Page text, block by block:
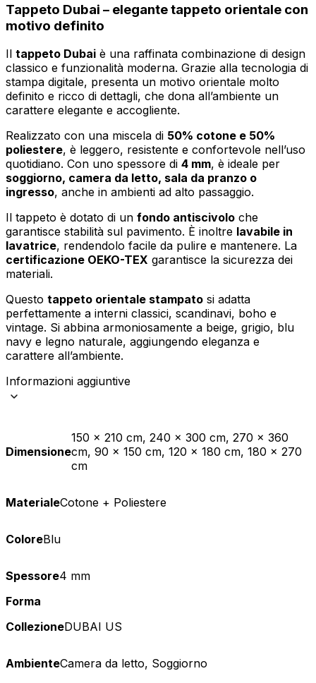
Tappeto Dubai – elegante tappeto orientale con
motivo definito
Il tappeto Dubai è una raffinata combinazione di design
classico e funzionalità moderna. Grazie alla tecnologia di
stampa digitale, presenta un motivo orientale molto
definito e ricco di dettagli, che dona all’ambiente un
carattere elegante e accogliente.
Realizzato con una miscela di 50% cotone e 50%
poliestere, è leggero, resistente e confortevole nell’uso
quotidiano. Con uno spessore di 4 mm, è ideale per
soggiorno, camera da letto, sala da pranzo o
ingresso, anche in ambienti ad alto passaggio.
Il tappeto è dotato di un fondo antiscivolo che
garantisce stabilità sul pavimento. È inoltre lavabile in
lavatrice, rendendolo facile da pulire e mantenere. La
certificazione OEKO-TEX garantisce la sicurezza dei
materiali.
Questo tappeto orientale stampato si adatta
perfettamente a interni classici, scandinavi, boho e
vintage. Si abbina armoniosamente a beige, grigio, blu
navy e legno naturale, aggiungendo eleganza e
carattere all’ambiente.
Informazioni aggiuntive
Dimensione
150 x 210 cm, 240 x 300 cm, 270 x 360
cm, 90 x 150 cm, 120 x 180 cm, 180 x 270
cm
MaterialeCotone + Poliestere
ColoreBlu
Spessore4 mm
Forma
CollezioneDUBAI US
AmbienteCamera da letto, Soggiorno